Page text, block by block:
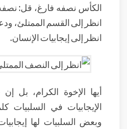
الكأس نصفه فارغ، قل:
انظر إلى القسم الممتلئ،
انظر إلى إيجابيات الإنسان.
أيها الإخوة الكرام، بل
الإيجابيات في السلبيات
وبعض السلبيات لها